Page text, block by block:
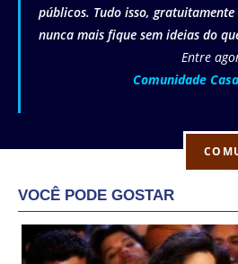
públicos. Tudo isso,
nunca mais fique sem ideias do
Entre
Comunidade